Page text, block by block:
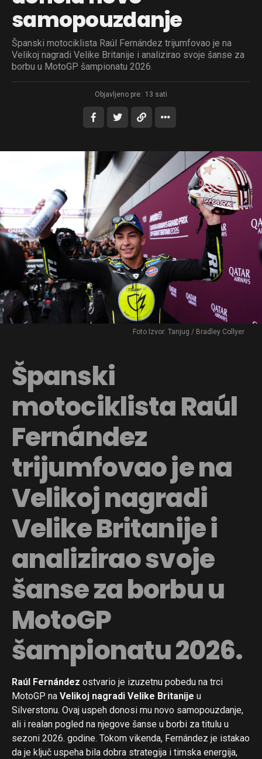
samopouzdanje
Španski motociklista Raúl Fernández trijumfovao je na
Velikoj nagradi Velike Britanije i analizirao svoje šanse za
borbu u MotoGP šampionatu 2026.
Objavljeno pre: 13 sati
Foto Izvor: Tanjug / Bradley Collyer
Španski
motociklista Raúl
Fernández
trijumfovao je na
Velikoj nagradi
Velike Britanije i
analizirao svoje
šanse za borbu u
MotoGP
šampionatu 2026.
Raúl Fernández ostvario je izuzetnu pobedu na trci
MotoGP na Velikoj nagradi Velike Britanije u
Silverstonu. Ovaj uspeh donosi mu novo samopouzdanje,
ali i realan pogled na njegove šanse u borbi za titulu u
sezoni 2026. godine. Tokom vikenda, Fernández je istakao
da je ključ uspeha bila dobra strategija i timska energija,